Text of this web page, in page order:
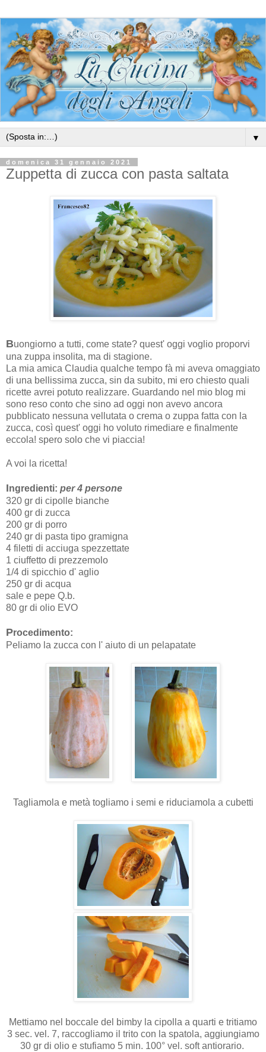
▼
domenica 31 gennaio 2021
Zuppetta di zucca con pasta saltata
Buongiorno a tutti, come state? quest' oggi voglio proporvi
una zuppa insolita, ma di stagione.
La mia amica Claudia qualche tempo fà mi aveva omaggiato
di una bellissima zucca, sin da subito, mi ero chiesto quali
ricette avrei potuto realizzare. Guardando nel mio blog mi
sono reso conto che sino ad oggi non avevo ancora
pubblicato nessuna vellutata o crema o zuppa fatta con la
zucca, così quest' oggi ho voluto rimediare e finalmente
eccola! spero solo che vi piaccia!
A voi la ricetta!
Ingredienti: per 4 persone
320 gr di cipolle bianche
400 gr di zucca
200 gr di porro
240 gr di pasta tipo gramigna
4 filetti di acciuga spezzettate
1 ciuffetto di prezzemolo
1/4 di spicchio d' aglio
250 gr di acqua
sale e pepe Q.b.
80 gr di olio EVO
Procedimento:
Peliamo la zucca con l' aiuto di un pelapatate
Tagliamola e metà togliamo i semi e riduciamola a cubetti
Mettiamo nel boccale del bimby la cipolla a quarti e tritiamo
3 sec. vel. 7, raccogliamo il trito con la spatola, aggiungiamo
30 gr di olio e stufiamo 5 min. 100° vel. soft antiorario.